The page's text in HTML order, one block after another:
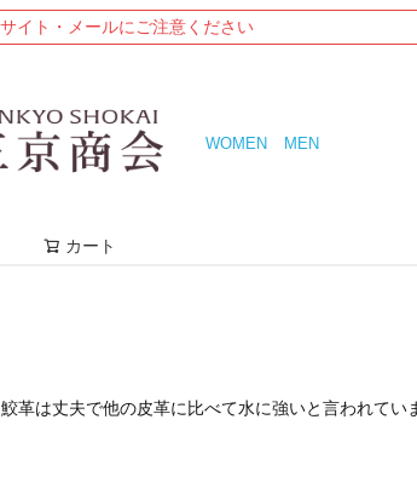
イト・メールにご注意ください
WOMEN MEN
カート
革は丈夫で他の皮革に比べて水に強いと言われてい